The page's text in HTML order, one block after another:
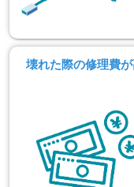
壊れた際の修理費